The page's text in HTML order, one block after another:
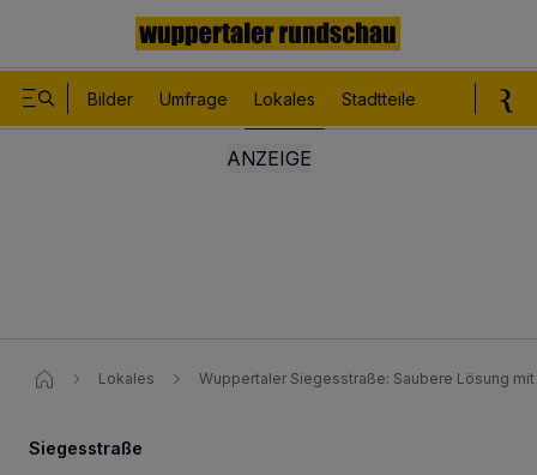
Bilder Umfrage Lokales Stadtteile
Lokales Wuppertaler Siegesstraße: Saubere Lösung mit
Siegesstraße